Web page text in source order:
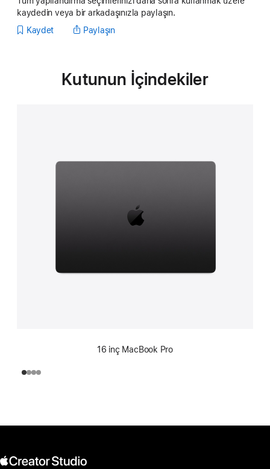
kaydedin veya bir arkadaşınızla paylaşın.
Kaydet
Paylaşın
Kutunun İçindekiler
16 inç MacBook Pro